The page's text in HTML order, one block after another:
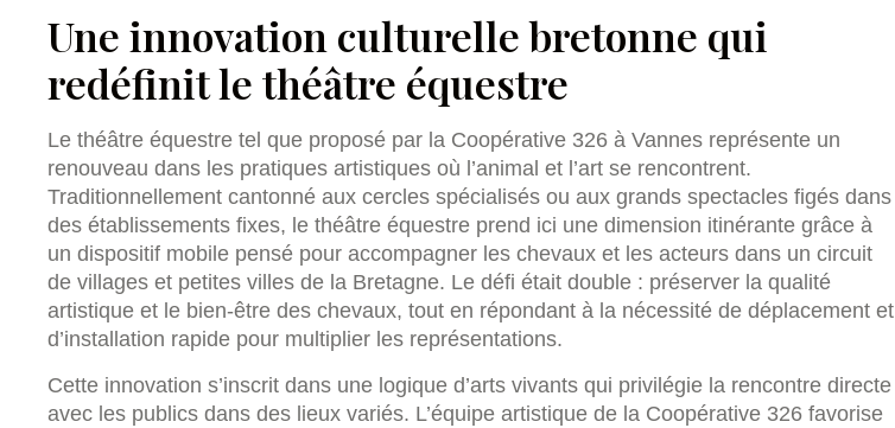
Une innovation culturelle bretonne qui
redéfinit le théâtre équestre
Le théâtre équestre tel que proposé par la Coopérative 326 à Vannes représente un
renouveau dans les pratiques artistiques où l’animal et l’art se rencontrent.
Traditionnellement cantonné aux cercles spécialisés ou aux grands spectacles figés dans
des établissements fixes, le théâtre équestre prend ici une dimension itinérante grâce à
un dispositif mobile pensé pour accompagner les chevaux et les acteurs dans un circuit
de villages et petites villes de la Bretagne. Le défi était double : préserver la qualité
artistique et le bien-être des chevaux, tout en répondant à la nécessité de déplacement et
d’installation rapide pour multiplier les représentations.
Cette innovation s’inscrit dans une logique d’arts vivants qui privilégie la rencontre directe
avec les publics dans des lieux variés. L’équipe artistique de la Coopérative 326 favorise